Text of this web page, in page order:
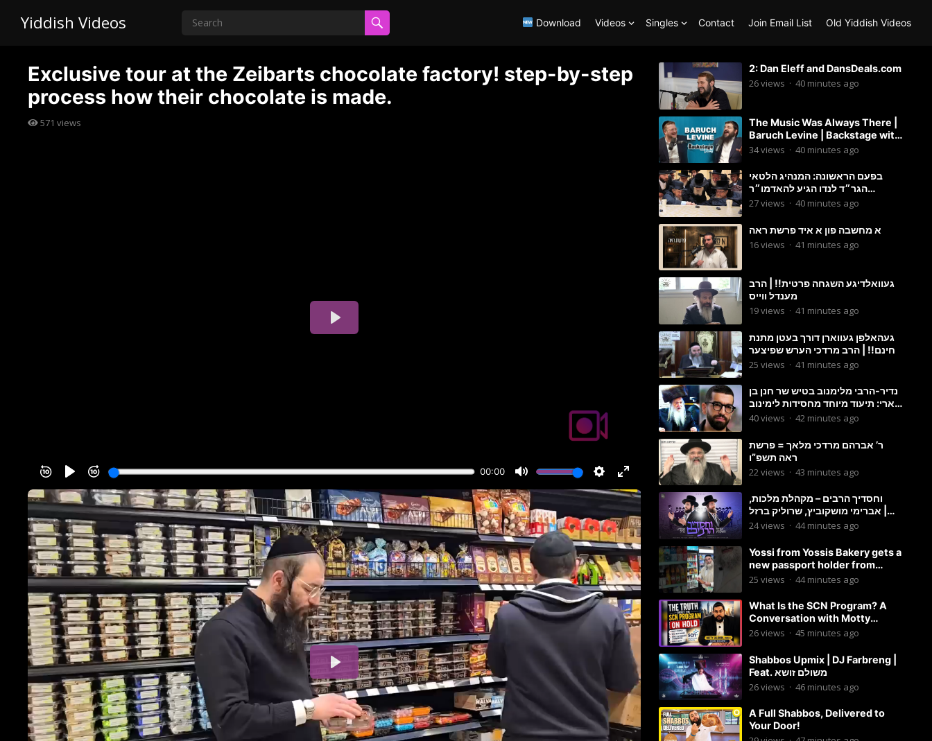
Yiddish Videos Download Videos Singles Contact Join Email List Old Yiddish Videos
Exclusive tour at the Zeibarts chocolate factory! step-by-step
process how their chocolate is made.
571 views
2: Dan Eleff and DansDeals.com
26views · 40 minutes ago
The Music Was Always There |
Baruch Levine | Backstage with
Benny
34views · 40 minutes ago
בפעם הראשונה: המנהיג הלטאי
הגר״ד לנדו הגיע להאדמו״ר
מבעלזא: תיעוד ראשוני מהפגישה
27views · 40 minutes ago
א מחשבה פון א איד פרשת ראה
16views · 41 minutes ago
געוואלדיגע השגחה פרטית!! | הרב
מענדל ווייס
19views · 41 minutes ago
געהאלפן געווארן דורך בעטן מתנת
חינם!! | הרב מרדכי הערש שפיצער
25 views · 41 minutes ago
נדיר-הרבי מלימנוב בטיש שר חנן בן
ארי: תיעוד מיוחד מחסידות לימינוב
שרים את השיר “השיבנו”
40views · 42 minutes ago
ר’ אברהם מרדכי מלאך = פרשת
ראה תשפ”ו
22 views · 43 minutes ago
וחסדיך הרבים – מקהלת מלכות,
אברימי מושקוביץ, שרוליק ברזל |
Malchus Choir
24views · 44 minutes ago
Yossi from Yossis Bakery gets a
new passport holder from
Globekeeper.co
25 views · 44 minutes ago
What Is the SCN Program? A
Conversation with Motty
Solomon
26views · 45 minutes ago
Shabbos Upmix | DJ Farbreng |
Feat. משולם זושא
26views · 46 minutes ago
A Full Shabbos, Delivered to
Your Door!